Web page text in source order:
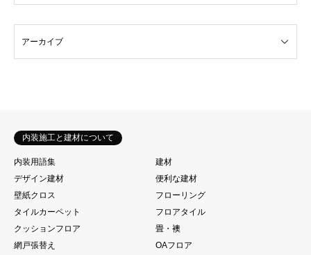
内装施工と建材について
内装用語集
建材
デザイン建材
便利な建材
壁紙クロス
フローリング
タイルカーペット
フロアタイル
クッションフロア
畳・襖
網戸張替え
OAフロア